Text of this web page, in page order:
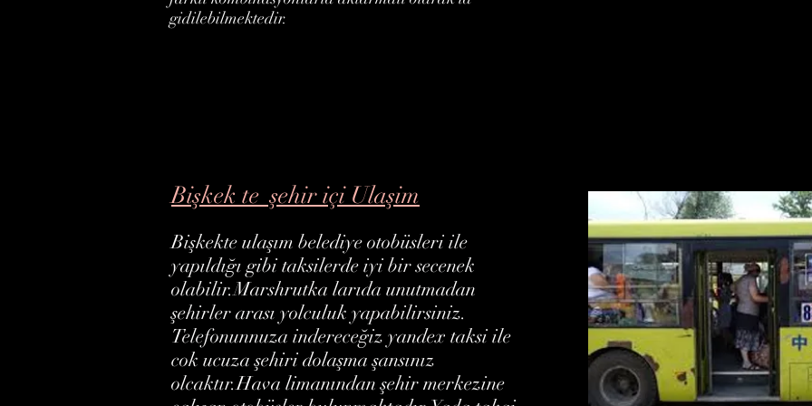
gidilebilmektedir.
Bişkek te şehir içi Ulaşim
Bişkekte ulaşım belediye otobüsleri ile
yapıldığı gibi taksilerde iyi bir secenek
olabilir.Marshrutka larıda unutmadan
şehirler arası yolculuk yapabilirsiniz.
Telefonunnuza indereceğiz yandex taksi ile
cok ucuza şehiri dolaşma şansınız
olcaktır.Hava limanından şehir merkezine